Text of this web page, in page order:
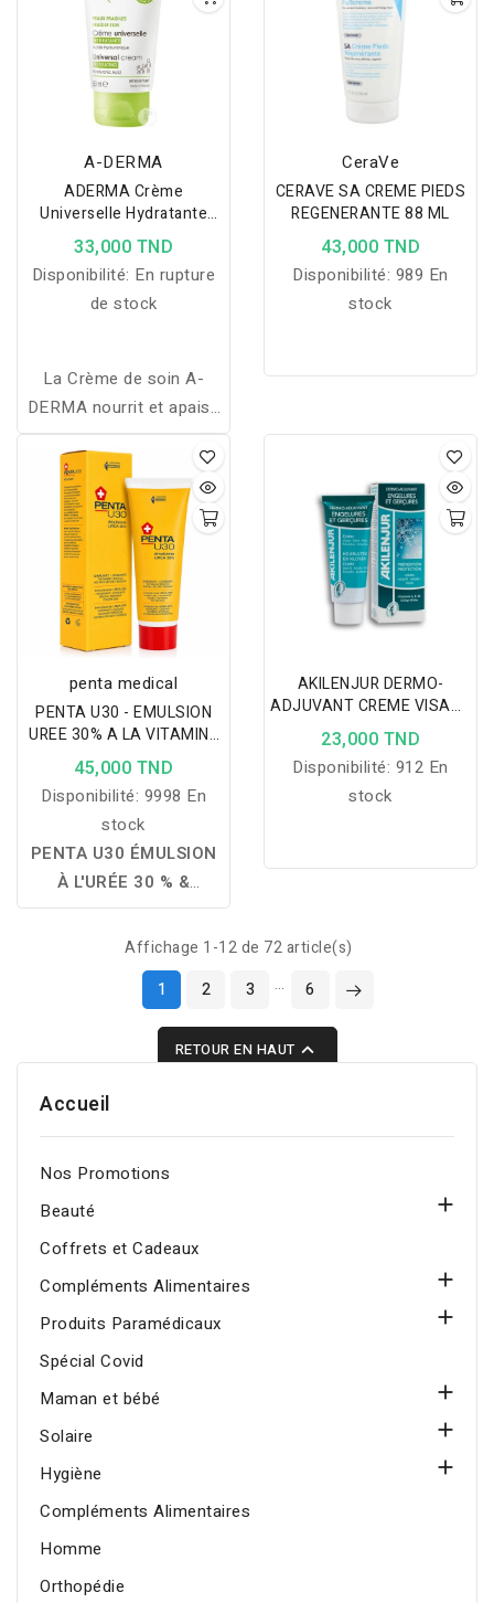
A-DERMA
ADERMA Crème
Universelle Hydratante
Acide Hyaluronique Peaux
Fragiles Tube 50ml
33,000 TND
Disponibilité: En rupture
de stock
La Crème de soin A-
DERMA nourrit et apaise
les peaux fragiles et
délicates de toute la
famille, elle hydrate leur
peau délicate. Crème
fondante sans effet gras
ni collant
CeraVe
CERAVE SA CREME PIEDS
REGENERANTE 88 ML
43,000 TND
Disponibilité: 989 En
stock
penta medical
PENTA U30 - EMULSION
UREE 30% A LA VITAMINE
E 100ML
45,000 TND
Disponibilité: 9998 En
stock
PENTA U30 ÉMULSION
À L'URÉE 30 % &
VITAMINE E :hydrate
intensément, exfolie en
douceur les peaux très
sèches et squameuses,
réduit les rugosités et
restaure durablement la
le confort de la peau.
AKILENJUR DERMO-
ADJUVANT CREME VISAGE
PIEDS MAINS 75ML
23,000 TND
Disponibilité: 912 En
stock
Affichage 1-12 de 72 article(s)
1
2 3 … 6
RETOUR EN HAUT 
Accueil
Nos Promotions
Beauté

Coffrets et Cadeaux
Compléments Alimentaires

Produits Paramédicaux

Spécial Covid
Maman et bébé

Solaire

Hygiène

Compléments Alimentaires
Homme
Orthopédie